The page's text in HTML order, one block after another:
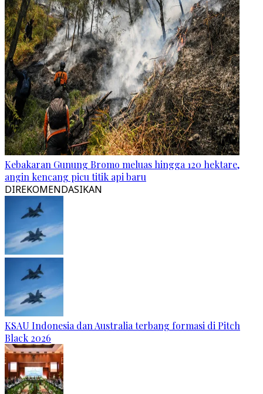
Kebakaran Gunung Bromo meluas hingga 120 hektare,
angin kencang picu titik api baru
DIREKOMENDASIKAN
KSAU Indonesia dan Australia terbang formasi di Pitch
Black 2026